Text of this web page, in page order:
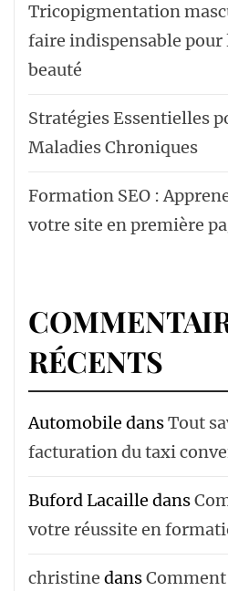
Tricopigmentation
faire indispensable pour
beauté
Stratégies Essentielles
Maladies Chroniques
Formation SEO :
votre site en première
RÉCENTS
Automobile dansTout
facturation du taxi
Buford Lacaille dans
votre réussite en
christine dans